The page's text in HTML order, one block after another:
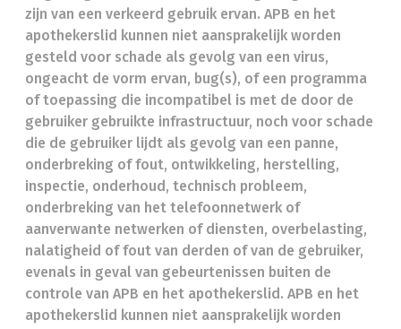
zijn van een verkeerd gebruik ervan. APB en het
apothekerslid kunnen niet aansprakelijk worden
gesteld voor schade als gevolg van een virus,
ongeacht de vorm ervan, bug(s), of een programma
of toepassing die incompatibel is met de door de
gebruiker gebruikte infrastructuur, noch voor schade
die de gebruiker lijdt als gevolg van een panne,
onderbreking of fout, ontwikkeling, herstelling,
inspectie, onderhoud, technisch probleem,
onderbreking van het telefoonnetwerk of
aanverwante netwerken of diensten, overbelasting,
nalatigheid of fout van derden of van de gebruiker,
evenals in geval van gebeurtenissen buiten de
controle van APB en het apothekerslid. APB en het
apothekerslid kunnen niet aansprakelijk worden